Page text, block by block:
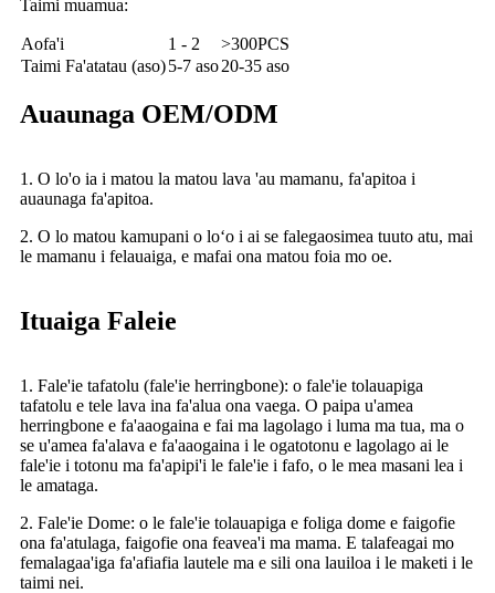
Taimi muamua:
Aofa'i 1 - 2
>300PCS
Taimi Fa'atatau (aso)5-7 aso20-35 aso
Auaunaga OEM/ODM
1. O lo'o ia i matou la matou lava 'au mamanu, fa'apitoa i
auaunaga fa'apitoa.
2. O lo matou kamupani o loʻo i ai se falegaosimea tuuto atu, mai
le mamanu i felauaiga, e mafai ona matou foia mo oe.
Ituaiga Faleie
1. Fale'ie tafatolu (fale'ie herringbone): o fale'ie tolauapiga
tafatolu e tele lava ina fa'alua ona vaega. O paipa u'amea
herringbone e fa'aaogaina e fai ma lagolago i luma ma tua, ma o
se u'amea fa'alava e fa'aaogaina i le ogatotonu e lagolago ai le
fale'ie i totonu ma fa'apipi'i le fale'ie i fafo, o le mea masani lea i
le amataga.
2. Fale'ie Dome: o le fale'ie tolauapiga e foliga dome e faigofie
ona fa'atulaga, faigofie ona feavea'i ma mama. E talafeagai mo
femalagaa'iga fa'afiafia lautele ma e sili ona lauiloa i le maketi i le
taimi nei.